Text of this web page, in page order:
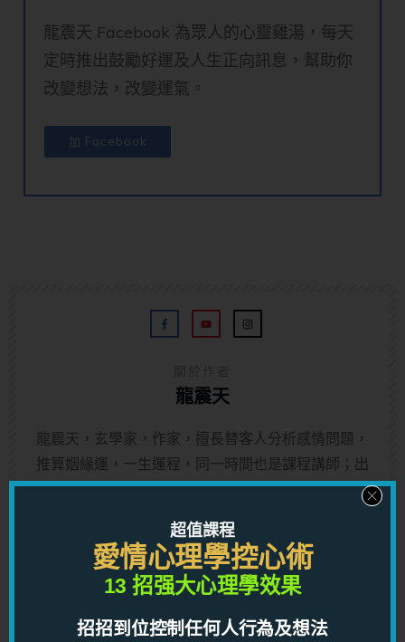
龍震天 Facebook 為眾人的心靈雞湯，每天
定時推出鼓勵好運及人生正向訊息，幫助你
改變想法，改變運氣。
加 Facebook
龍震天
龍震天，玄學家，作家，擅長替客人分析感情問題，
推算姻緣運，一生運程，同一時間也是課程講師；出
版書籍超過三十本，題材包括心理學，身體語言，行
理論，潛意識，改思改運等等。
服務詳覽：
http://lungcourse.com/service
超值課程
愛情心理學控心術
13 招强大心理學效果
招招到位控制任何人行為及想法